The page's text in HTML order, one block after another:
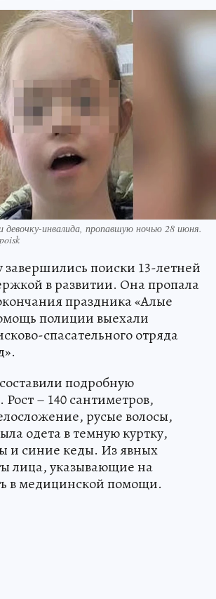
девочку-инвалида, пропавшую ночью 28 июня.
поиски 13-летней
в развитии. Она пропала
праздника «Алые
полиции выехали
спасательного отряда
подробную
– 140 сантиметров,
русые волосы,
одета в темную куртку,
и синие кеды. Из явных
лица, указывающие на
в медицинской помощи.